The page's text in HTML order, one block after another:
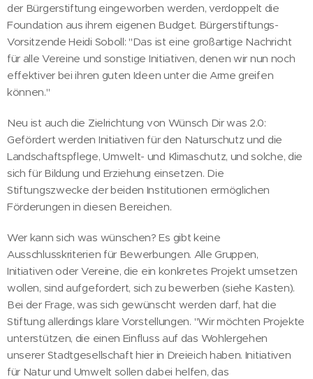
der Bürgerstiftung eingeworben werden, verdoppelt die
Foundation aus ihrem eigenen Budget. Bürgerstiftungs-
Vorsitzende Heidi Soboll: "Das ist eine großartige Nachricht
für alle Vereine und sonstige Initiativen, denen wir nun noch
effektiver bei ihren guten Ideen unter die Arme greifen
können."
Neu ist auch die Zielrichtung von Wünsch Dir was 2.0:
Gefördert werden Initiativen für den Naturschutz und die
Landschaftspflege, Umwelt- und Klimaschutz, und solche, die
sich für Bildung und Erziehung einsetzen. Die
Stiftungszwecke der beiden Institutionen ermöglichen
Förderungen in diesen Bereichen.
Wer kann sich was wünschen? Es gibt keine
Ausschlusskriterien für Bewerbungen. Alle Gruppen,
Initiativen oder Vereine, die ein konkretes Projekt umsetzen
wollen, sind aufgefordert, sich zu bewerben (siehe Kasten).
Bei der Frage, was sich gewünscht werden darf, hat die
Stiftung allerdings klare Vorstellungen. "Wir möchten Projekte
unterstützen, die einen Einfluss auf das Wohlergehen
unserer Stadtgesellschaft hier in Dreieich haben. Initiativen
für Natur und Umwelt sollen dabei helfen, das